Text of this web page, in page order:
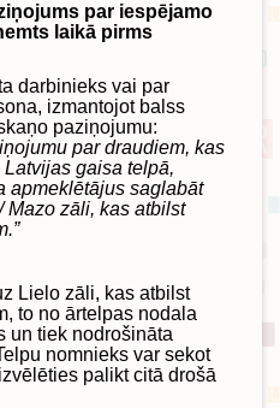
par iespējamo
laikā pirms
darbinieks vai par
izmantojot balss
paziņojumu:
par draudiem, kas
gaisa telpā,
apmeklētājus saglabāt
Mazo zāli, kas atbilst
Lielo zāli, kas atbilst
to no ārtelpas nodala
un tiek nodrošināta
nomnieks var sekot
palikt citā drošā